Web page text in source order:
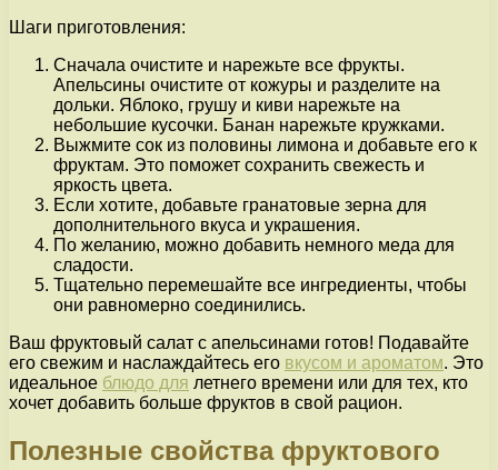
Шаги приготовления:
Сначала очистите и нарежьте все фрукты.
Апельсины очистите от кожуры и разделите на
дольки. Яблоко, грушу и киви нарежьте на
небольшие кусочки. Банан нарежьте кружками.
Выжмите сок из половины лимона и добавьте его к
фруктам. Это поможет сохранить свежесть и
яркость цвета.
Если хотите, добавьте гранатовые зерна для
дополнительного вкуса и украшения.
По желанию, можно добавить немного меда для
сладости.
Тщательно перемешайте все ингредиенты, чтобы
они равномерно соединились.
Ваш фруктовый салат с апельсинами готов! Подавайте
его свежим и наслаждайтесь его вкусом и ароматом. Это
идеальное блюдо для летнего времени или для тех, кто
хочет добавить больше фруктов в свой рацион.
Полезные свойства фруктового